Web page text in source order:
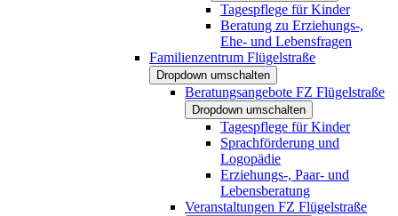
Tagespflege für Kinder
Beratung zu Erziehungs-,
Ehe- und Lebensfragen
Familienzentrum Flügelstraße
Dropdown umschalten
Beratungsangebote FZ Flügelstraße
Dropdown umschalten
Tagespflege für Kinder
Sprachförderung und
Logopädie
Erziehungs-, Paar- und
Lebensberatung
Veranstaltungen FZ Flügelstraße